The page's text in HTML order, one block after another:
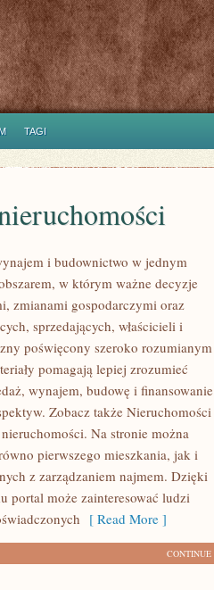
TAGI
i budownictwo w jednym
w którym ważne decyzje
zmianami gospodarczymi oraz
sprzedających, właścicieli i
poświęcony szeroko rozumianym
pomagają lepiej zrozumieć
wynajem, budowę i finansowanie
Zobacz także Nieruchomości
Na stronie można
pierwszego mieszkania, jak i
z zarządzaniem najmem. Dzięki
portal może zainteresować ludzi
[ Read More ]
CONTINUE